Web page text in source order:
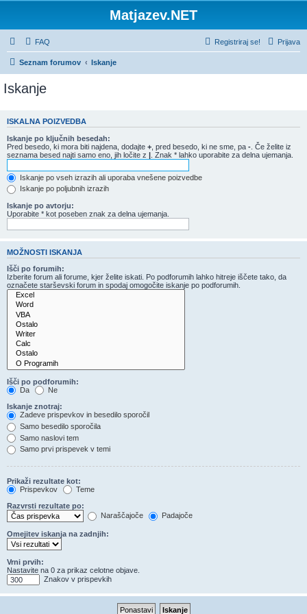
Matjazev.NET
FAQ Prijava
Registriraj se!
Seznam forumov Iskanje
Iskanje
ISKALNA POIZVEDBA
Iskanje po ključnih besedah:
Pred besedo, ki mora biti najdena, dodajte + , pred besedo, ki ne sme, pa - . Če želite iz
seznama besed najti samo eno, jih ločite z | . Znak * lahko uporabite za delna ujemanja.
Iskanje po vseh izrazih ali uporaba vnešene poizvedbe
Iskanje po poljubnih izrazih
Iskanje po avtorju:
Uporabite * kot poseben znak za delna ujemanja.
MOŽNOSTI ISKANJA
Išči po forumih:
Izberite forum ali forume, kjer želite iskati. Po podforumih lahko hitreje iščete tako, da
označete starševski forum in spodaj omogočite iskanje po podforumih.
Išči po podforumih:
Da
Ne
Iskanje znotraj:
Zadeve prispevkov in besedilo sporočil
Samo besedilo sporočila
Samo naslovi tem
Samo prvi prispevek v temi
Prikaži rezultate kot:
Prispevkov
Teme
Razvrsti rezultate po:
Naraščajoče
Padajoče
Omejitev iskanja na zadnjih:
Vrni prvih:
Nastavite na 0 za prikaz celotne objave.
Znakov v prispevkih